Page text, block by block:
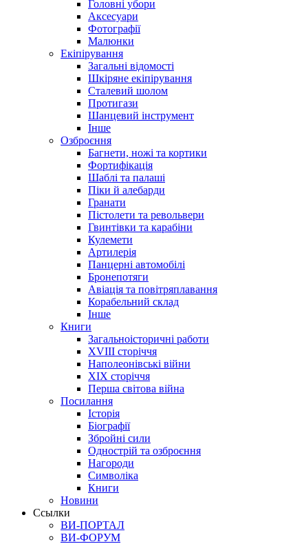
Головні убори
Аксесуари
Фотографії
Малюнки
Екіпірування
Загальні відомості
Шкіряне екіпірування
Сталевий шолом
Протигази
Шанцевий інструмент
Інше
Озброєння
Багнети, ножі та кортики
Фортифікація
Шаблі та палаші
Піки й алебарди
Гранати
Пістолети та револьвери
Гвинтівки та карабіни
Кулемети
Артилерія
Панцерні автомобілі
Бронепотяги
Авіація та повітряплавання
Корабельний склад
Інше
Книги
Загальноісторичні работи
XVIII сторіччя
Наполеонівські війни
XIX сторіччя
Перша світова війна
Посилання
Історія
Біографії
Збройні сили
Однострій та озброєння
Нагороди
Символіка
Книги
Новини
Ссылки
ВИ-ПОРТАЛ
ВИ-ФОРУМ